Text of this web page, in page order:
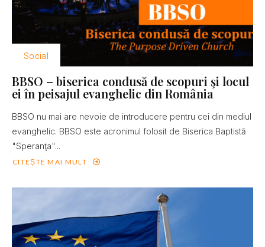
Social
BBSO – biserica condusă de scopuri şi locul
ei în peisajul evanghelic din România
BBSO nu mai are nevoie de introducere pentru cei din mediul
evanghelic. BBSO este acronimul folosit de Biserica Baptistă
"Speranţa"...
CITEȘTE MAI MULT